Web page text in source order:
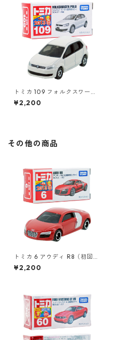
トミカ 109 フォルクスワーゲ
ン ポロ（初回特別カラー）#1
0467380
¥2,200
その他の商品
トミカ 6 アウディ R8（初回特
別カラー）#10467441
¥2,200